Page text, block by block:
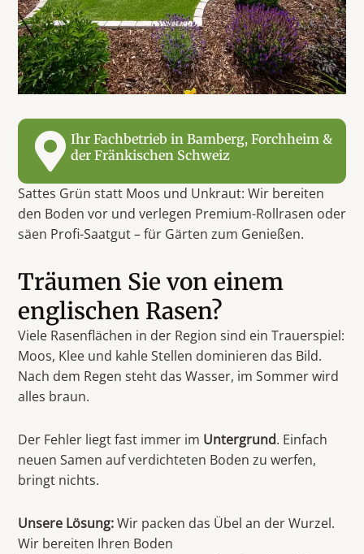
Träumen Sie von einem
englischen Rasen?
Viele Rasenflächen in der Region sind ein Trauerspiel:
Moos, Klee und kahle Stellen dominieren das Bild.
Nach dem Regen steht das Wasser, im Sommer wird
alles braun.
Der Fehler liegt fast immer im Untergrund. Einfach
neuen Samen auf verdichteten Boden zu werfen,
bringt nichts.
Unsere Lösung:Wir packen das Übel an der Wurzel.
Wir bereiten Ihren Boden
Ihr Fachbetrieb in Bamberg, Forchheim &
der Fränkischen Schweiz
Sattes Grün statt Moos und Unkraut: Wir bereiten
den Boden vor und verlegen Premium-Rollrasen oder
säen Profi-Saatgut – für Gärten zum Genießen.